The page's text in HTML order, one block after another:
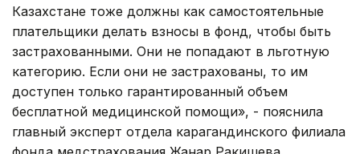
Казахстане тоже должны как самостоятельные
плательщики делать взносы в фонд, чтобы быть
застрахованными. Они не попадают в льготную
категорию. Если они не застрахованы, то им
доступен только гарантированный объем
бесплатной медицинской помощи», - пояснила
главный эксперт отдела карагандинского филиала